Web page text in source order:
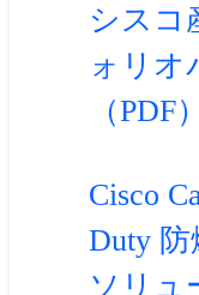
シスコ
ォリオ
（PDF）
Cisco
Duty
ソリュ